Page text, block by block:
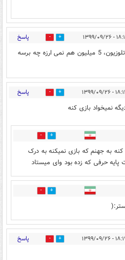
- ۱۳۹۹/۰۹/۲۶ 14 پاسخ
تنابنده امیدوارم دیگه برنگردی تلوزیون، 5 میلیون هم نمی ارزه چه برسه
- ۱۳۹۹/۰۹/۲۶ 2 پاسخ
نمیخواد بازی کنه
6
کنه به جهنم که بازی نمیکنه به درک
حرفی که زده بود وای میستاد
1
- ۱۳۹۹/۰۹/۲۶ 16 پاسخ